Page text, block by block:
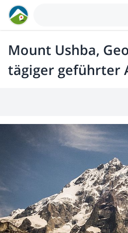
Mount Ushba,
tägiger geführter